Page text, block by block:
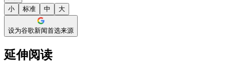
小 标准 中 大
设为谷歌新闻首选来源
延伸阅读